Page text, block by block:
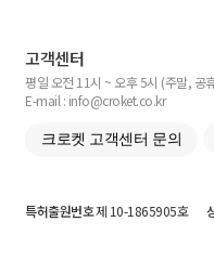
고객센터
평일 오전 11시 ~ 오후 5시 (주말, 공
E-mail : info@croket.co.kr
크로켓 고객센터 문의
특허출원번호제 10-1865905호